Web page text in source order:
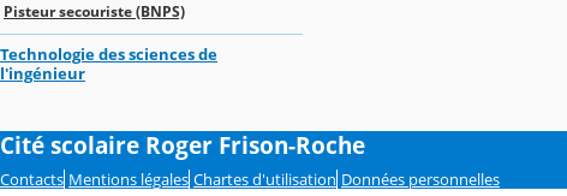
Pisteur secouriste (BNPS)
Technologie des sciences de
l'ingénieur
Cité scolaire Roger Frison-Roche
Contacts Mentions légales Chartes d'utilisation Données personnelles